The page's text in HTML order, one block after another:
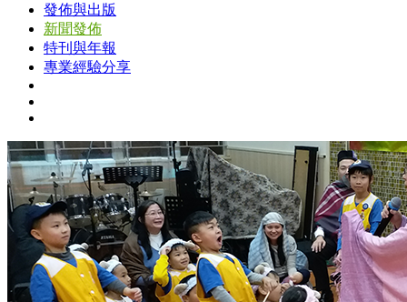
發佈與出版
新聞發佈
特刊與年報
專業經驗分享